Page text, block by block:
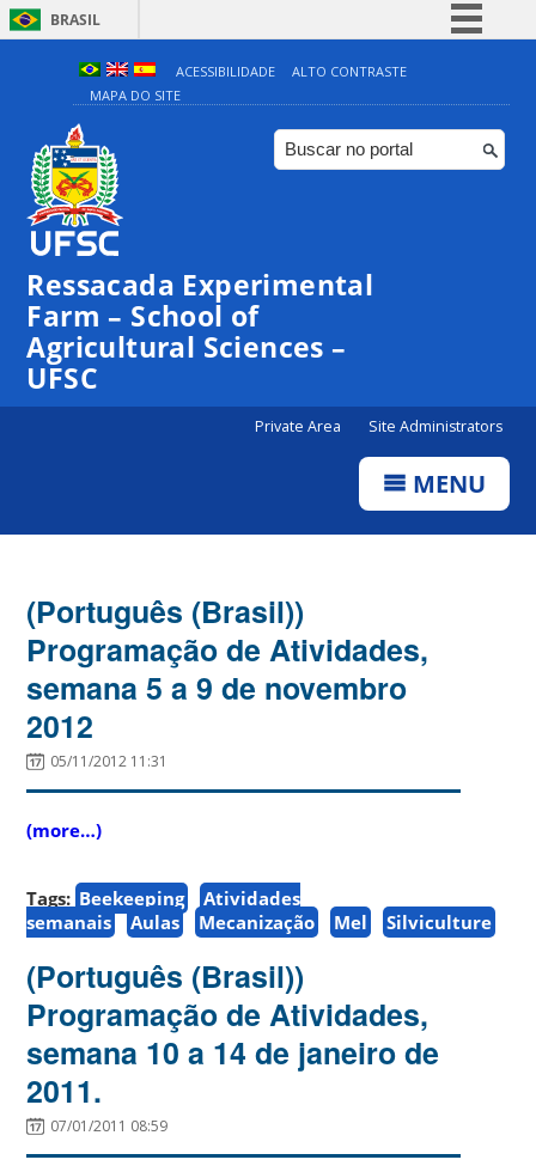
BRASIL
Simplifique!
Comunica BR
Participe
ACESSIBILIDADE
ALTO CONTRASTE
MAPA DO SITE
Ressacada Experimental
Farm – School of
Agricultural Sciences –
UFSC
Private Area Site Administrators
MENU
(Português (Brasil))
Programação de Atividades,
semana 5 a 9 de novembro
2012
05/11/2012 11:31
(more…)
Tags: Beekeeping
Atividades
semanais
Aulas Mecanização Mel Silviculture
(Português (Brasil))
Programação de Atividades,
semana 10 a 14 de janeiro de
2011.
07/01/2011 08:59